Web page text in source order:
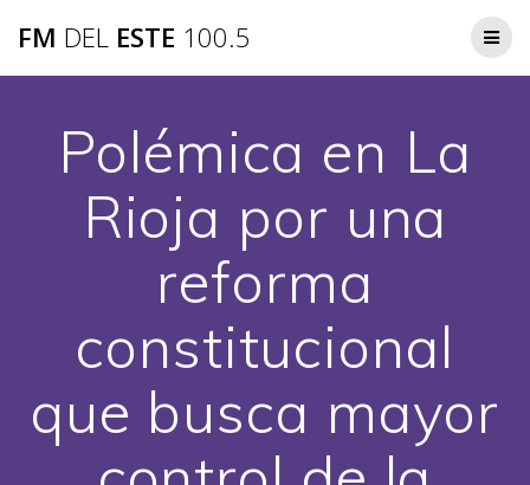
FM DEL ESTE 100.5
Polémica en La
Rioja por una
reforma
constitucional
que busca mayor